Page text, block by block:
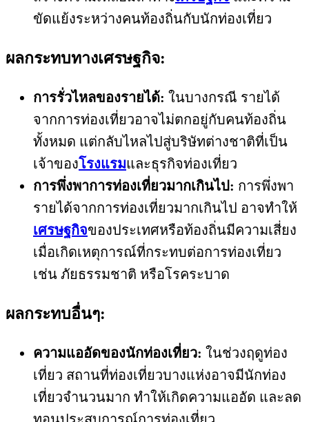
ขัดแย้งระหว่างคนท้องถิ่นกับนักท่องเที่ยว
ผลกระทบทางเศรษฐกิจ:
การรั่วไหลของรายได้: ในบางกรณี รายได้
จากการท่องเที่ยวอาจไม่ตกอยู่กับคนท้องถิ่น
ทั้งหมด แต่กลับไหลไปสู่บริษัทต่างชาติที่เป็น
เจ้าของโรงแรมและธุรกิจท่องเที่ยว
การพึ่งพาการท่องเที่ยวมากเกินไป: การพึ่งพา
รายได้จากการท่องเที่ยวมากเกินไป อาจทำให้
เศรษฐกิจของประเทศหรือท้องถิ่นมีความเสี่ยง
เมื่อเกิดเหตุการณ์ที่กระทบต่อการท่องเที่ยว
เช่น ภัยธรรมชาติ หรือโรคระบาด
ผลกระทบอื่นๆ:
ความแออัดของนักท่องเที่ยว: ในช่วงฤดูท่อง
เที่ยว สถานที่ท่องเที่ยวบางแห่งอาจมีนักท่อง
เที่ยวจำนวนมาก ทำให้เกิดความแออัด และลด